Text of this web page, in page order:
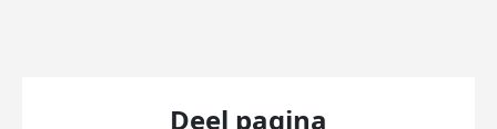
Deel pagina